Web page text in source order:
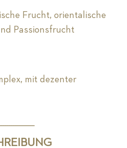
Frucht, orientalische
Passionsfrucht
mit dezenter